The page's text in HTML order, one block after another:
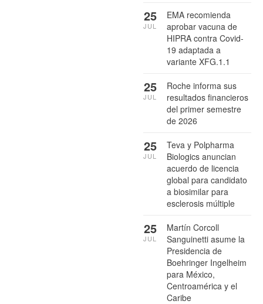
EMA recomienda
aprobar vacuna de
HIPRA contra Covid-
19 adaptada a
variante XFG.1.1
25
JUL
Roche informa sus
resultados financieros
del primer semestre
de 2026
25
JUL
Teva y Polpharma
Biologics anuncian
acuerdo de licencia
global para candidato
a biosimilar para
esclerosis múltiple
25
JUL
Martín Corcoll
Sanguinetti asume la
Presidencia de
Boehringer Ingelheim
para México,
Centroamérica y el
Caribe
25
JUL